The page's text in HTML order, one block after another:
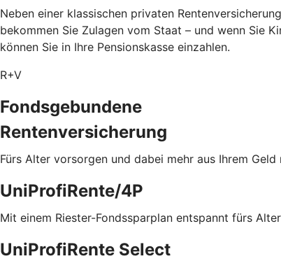
Neben einer klassischen privaten
bekommen Sie Zulagen vom Staat – und wenn Sie
können Sie in Ihre Pensionskasse einzahlen.
R+V
Fondsgebundene
Rentenversicherung
Fürs Alter vorsorgen und dabei mehr aus Ihrem
UniProfiRente/4P
Mit einem Riester-Fondssparplan entspannt fürs
UniProfiRente Select